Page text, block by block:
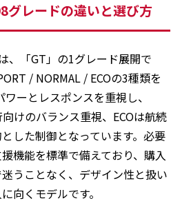
グレードの違いと選び方
、「GT」の1グレード展開で
/ NORMAL / ECOの3種類を
ーとレスポンスを重視し、
けのバランス重視、ECOは航続
した制御となっています。必要
機能を標準で備えており、購入
うことなく、デザイン性と扱い
向くモデルです。